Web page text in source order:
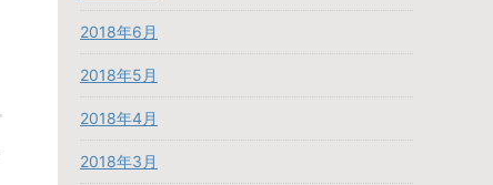
2018年6月
2018年5月
2018年4月
2018年3月